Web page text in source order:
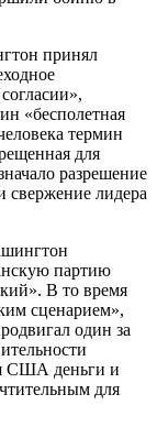
принял
«бесполетная
термин
для
разрешение
лидера
партию
В то время
сценарием»,
один за
США деньги и
для